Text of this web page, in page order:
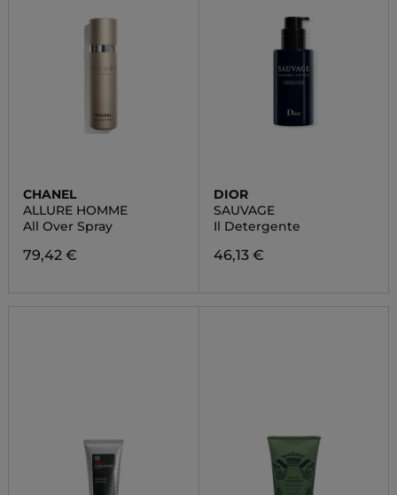
CHANEL
ALLURE HOMME
All Over Spray
79,42 €
DIOR
SAUVAGE
Il Detergente
46,13 €